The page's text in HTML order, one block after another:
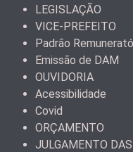
LEGISLAÇÃO
VICE-PREFEITO
Padrão
Emissão de DAM
OUVIDORIA
Acessibilidade
Covid
ORÇAMENTO
JULGAMENTO